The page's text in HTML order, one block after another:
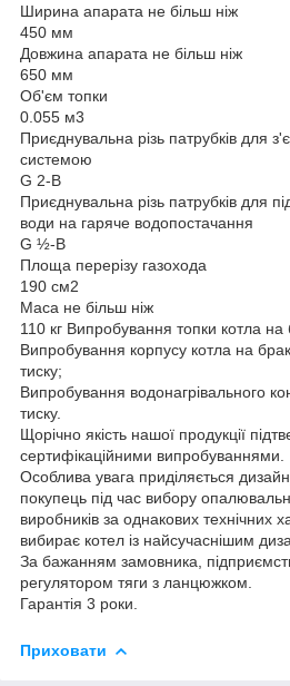
Ширина апарата не більш ніж
450 мм
Довжина апарата не більш ніж
650 мм
Об'єм топки
0.055 м3
Приєднувальна різь патрубків для
системою
G 2-B
Приєднувальна різь патрубків для
води на гаряче водопостачання
G ½-B
Площа перерізу газохода
190 см2
Маса не більш ніж
110 кг Випробування топки котла на
Випробування корпусу котла на брак
тиску;
Випробування водонагрівального
тиску.
Щорічно якість нашої продукції
сертифікаційними випробуваннями.
Особлива увага приділяється
покупець під час вибору
виробників за однакових технічних
вибирає котел із найсучаснішим
За бажанням замовника,
регулятором тяги з ланцюжком.
Гарантія 3 роки.
Приховати